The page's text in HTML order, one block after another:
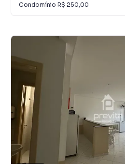
Condomínio R$ 250,00